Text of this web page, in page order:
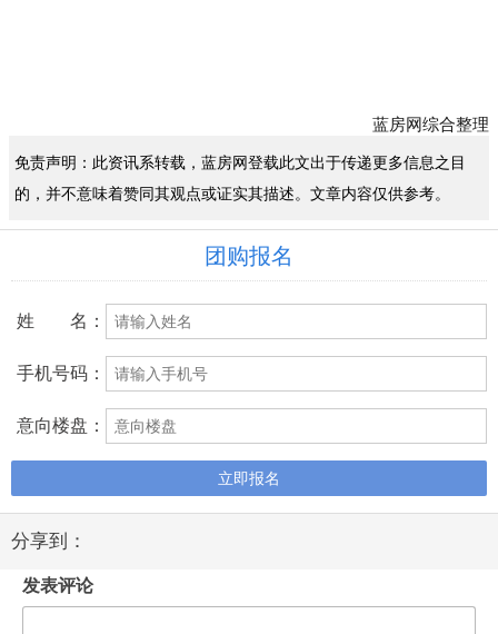
蓝房网综合整理
免责声明：此资讯系转载，蓝房网登载此文出于传递更多信息之目
的，并不意味着赞同其观点或证实其描述。文章内容仅供参考。
团购报名
姓 名：
手机号码：
意向楼盘：
立即报名
分享到：
发表评论